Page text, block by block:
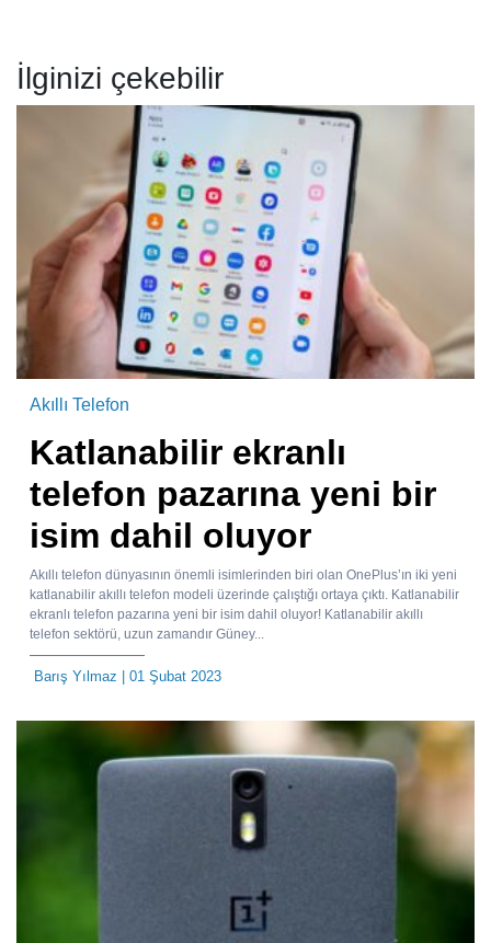
İlginizi çekebilir
Akıllı Telefon
Katlanabilir ekranlı
telefon pazarına yeni bir
isim dahil oluyor
Akıllı telefon dünyasının önemli isimlerinden biri olan OnePlus’ın iki yeni
katlanabilir akıllı telefon modeli üzerinde çalıştığı ortaya çıktı. Katlanabilir
ekranlı telefon pazarına yeni bir isim dahil oluyor! Katlanabilir akıllı
telefon sektörü, uzun zamandır Güney...
Barış Yılmaz | 01 Şubat 2023